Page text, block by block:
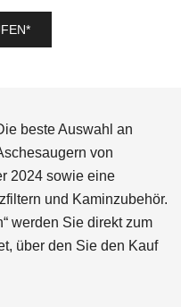
beste Auswahl an
von
2024 sowie eine
und Kaminzubehör.
werden Sie direkt zum
über den Sie den Kauf